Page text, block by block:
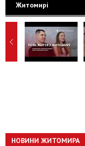
Житомирі
НОВИНИ ЖИТОМИРА